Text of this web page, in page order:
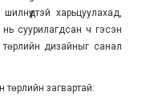
харьцуулахад,
нь суурилагдсан ч гэсэн
дизайныг санал
төрлийн загвартай: